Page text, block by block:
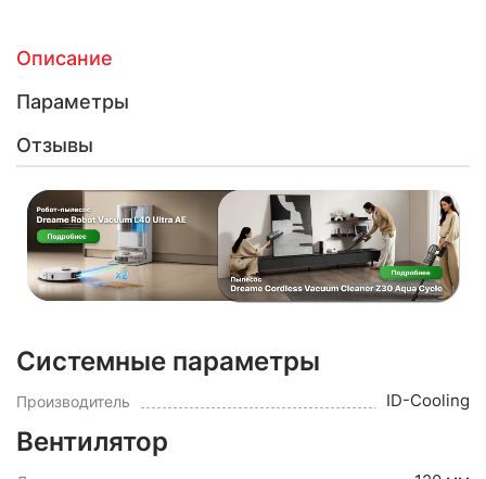
Описание
Параметры
Отзывы
Системные параметры
Производитель ID-Cooling
Вентилятор